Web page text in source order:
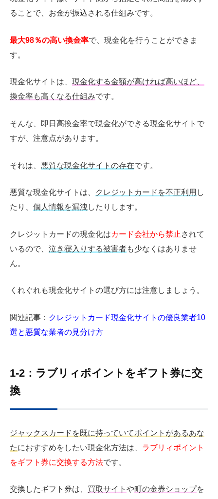
ることで、お金が振込される仕組みです。
最大98％の高い換金率で、現金化を行うことができま
す。
現金化サイトは、 現金化する金額が高ければ高いほど、
換金率も高くなる仕組みです。
そんな、即日高換金率で現金化ができる現金化サイトで
すが、注意点があります。
それは、 悪質な現金化サイトの存在です。
悪質な現金化サイトは、 クレジットカードを不正利用 し
たり、 個人情報を漏洩 したりします。
クレジットカードの現金化はカード会社から禁止 されて
いるので、 泣き寝入りする被害者も少なくはありませ
ん。
くれぐれも現金化サイトの選び方には注意しましょう。
関連記事： クレジットカード現金化サイトの優良業者10
選と悪質な業者の見分け方
1-2：ラブリィポイントをギフト券に交
換
ジャックスカードを既に持っていてポイントがあるあな
たにおすすめをしたい現金化方法は、 ラブリィポイント
をギフト券に交換する方法です。
交換したギフト券は、 買取サイト や町の金券ショップを